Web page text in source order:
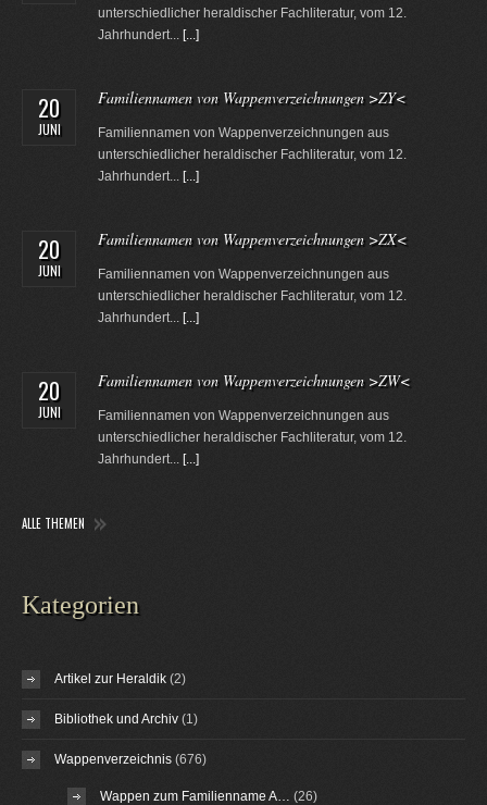
unterschiedlicher heraldischer Fachliteratur, vom 12.
Jahrhundert... [...]
20
JUNI
Familiennamen von Wappenverzeichnungen >ZY<
Familiennamen von Wappenverzeichnungen aus
unterschiedlicher heraldischer Fachliteratur, vom 12.
Jahrhundert... [...]
20
JUNI
Familiennamen von Wappenverzeichnungen >ZX<
Familiennamen von Wappenverzeichnungen aus
unterschiedlicher heraldischer Fachliteratur, vom 12.
Jahrhundert... [...]
20
JUNI
Familiennamen von Wappenverzeichnungen >ZW<
Familiennamen von Wappenverzeichnungen aus
unterschiedlicher heraldischer Fachliteratur, vom 12.
Jahrhundert... [...]
ALLE THEMEN
Kategorien
Artikel zur Heraldik (2)
Bibliothek und Archiv (1)
Wappenverzeichnis (676)
Wappen zum Familienname A… (26)